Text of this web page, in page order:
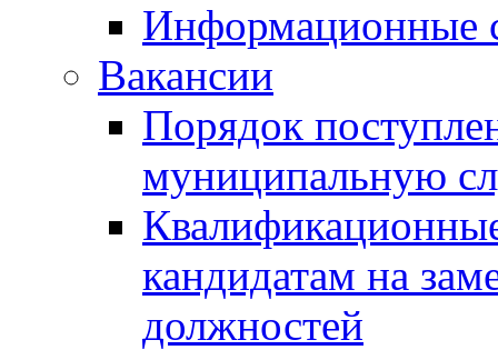
Информационные
Вакансии
Порядок
муниципальную
кандидатам на
должностей